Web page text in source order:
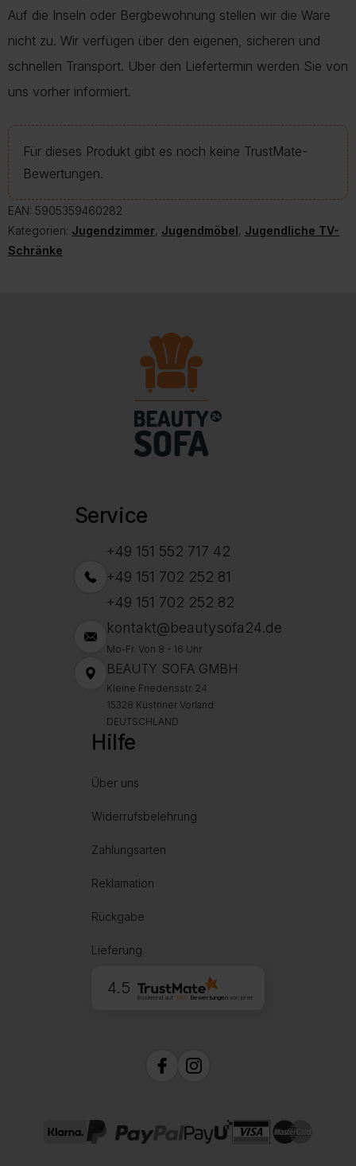
Auf die Inseln oder Bergbewohnung stellen wir die Ware
nicht zu. Wir verfügen über den eigenen, sicheren und
schnellen Transport. Über den Liefertermin werden Sie von
uns vorher informiert.
Für dieses Produkt gibt es noch keine TrustMate-
Bewertungen.
EAN: 5905359460282
Kategorien: Jugendzimmer, Jugendmöbel, Jugendliche TV-
Schränke
Service
+49 151 552 717 42
+49 151 702 252 81
+49 151 702 252 82
kontakt@beautysofa24.de
Mo-Fr. Von 8 - 16 Uhr
BEAUTY SOFA GMBH
Kleine Friedensstr. 24
15328 Küstriner Vorland
DEUTSCHLAND
Hilfe
Über uns
Widerrufsbelehrung
Zahlungsarten
Reklamation
Rückgabe
Lieferung
4.5
Basierend auf 1997Bewertungen von jeher